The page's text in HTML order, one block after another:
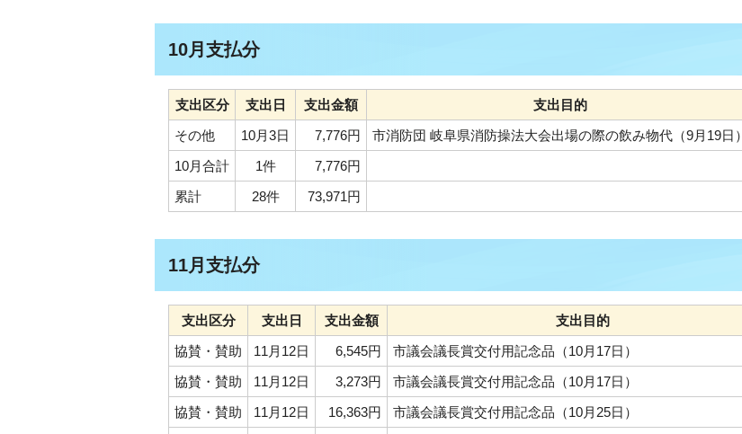
10月支払分
支出区分 支出日 支出金額
支出目的
その他
10月3日 7,776円
市消防団 岐阜県消防操法大会出場の際の飲み物代（9月19日）
10月合計
1件
7,776円
累計
28件 73,971円
11月支払分
支出区分 支出日 支出金額
支出目的
協賛・賛助
11月12日 6,545円
市議会議長賞交付用記念品（10月17日）
協賛・賛助
11月12日 3,273円
市議会議長賞交付用記念品（10月17日）
協賛・賛助
11月12日 16,363円
市議会議長賞交付用記念品（10月25日）